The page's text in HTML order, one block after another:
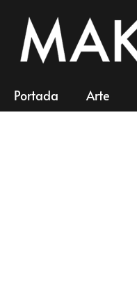
Portada Arte